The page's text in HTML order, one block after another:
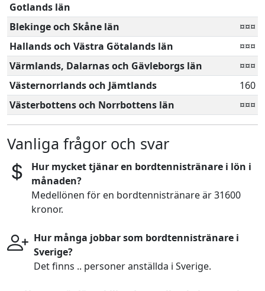
Gotlands län
Blekinge och Skåne län
¤¤¤
Hallands och Västra Götalands län
¤¤¤
Värmlands, Dalarnas och Gävleborgs län
¤¤¤
Västernorrlands och Jämtlands
160
Västerbottens och Norrbottens län
¤¤¤
Vanliga frågor och svar
Hur mycket tjänar en bordtennistränare i lön i
månaden?
Medellönen för en bordtennistränare är 31600
kronor.
Hur många jobbar som bordtennistränare i
Sverige?
Det finns .. personer anställda i Sverige.